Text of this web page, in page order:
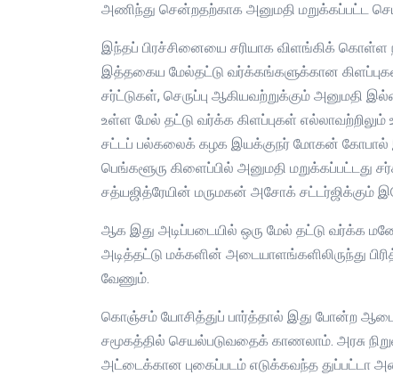
அணிந்து சென்றதற்காக அனுமதி மறுக்கப்பட்ட
இந்தப் பிரச்சினையை சரியாக விளங்கிக்
இத்தகைய மேல்தட்டு வர்க்கங்களுக்கான
சர்ட்டுகள், செருப்பு ஆகியவற்றுக்கும் அனுமதி
உள்ள மேல் தட்டு வர்க்க கிளப்புகள்
சட்டப் பல்கலைக் கழக இயக்குநர் மோகன் கோபால்
பெங்களூரு கிளைப்பில் அனுமதி மறுக்கப்பட்டது
சத்யஜித்ரேயின் மருமகன் அசோக் சட்டர்ஜிக்கும்
ஆக இது அடிப்படையில் ஒரு மேல் தட்டு வர்க்க
அடித்தட்டு மக்களின் அடையாளங்களிலிருந்து
வேணும்.
கொஞ்சம் யோசித்துப் பார்த்தால் இது போன்ற ஆடை
சமூகத்தில் செயல்படுவதைக் காணலாம். அரசு
அட்டைக்கான புகைப்படம் எடுக்கவந்த துப்பட்டா